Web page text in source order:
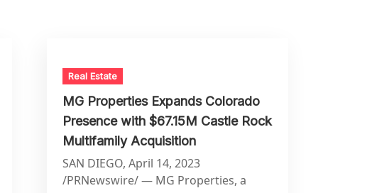
Real Estate
MG Properties Expands Colorado
Presence with $67.15M Castle Rock
Multifamily Acquisition
SAN DIEGO, April 14, 2023
/PRNewswire/ — MG Properties, a